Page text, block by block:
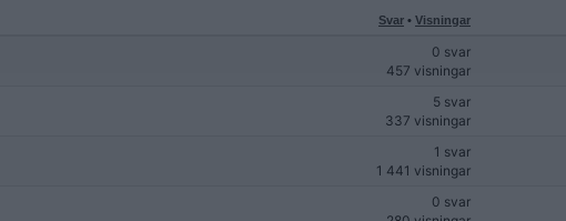
261
Svar • Visningar
0 svar
457 visningar
5 svar
337 visningar
1 svar
1 441 visningar
0 svar